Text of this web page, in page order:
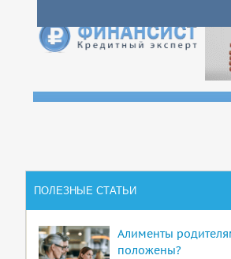
ПОЛЕЗНЫЕ СТАТЬИ
Алименты
положены?